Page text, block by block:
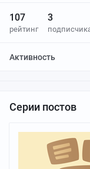
107
рейтинг
3
Активность
Серии постов